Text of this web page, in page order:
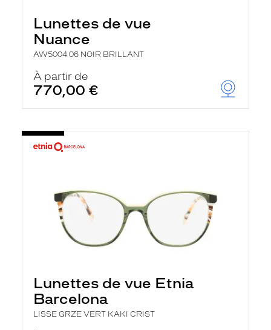
Lunettes de vue
Nuance
AW5004 06 NOIR BRILLANT
À partir de
770,00 €
Lunettes de vue Etnia
Barcelona
LISSE GRZE VERT KAKI CRIST